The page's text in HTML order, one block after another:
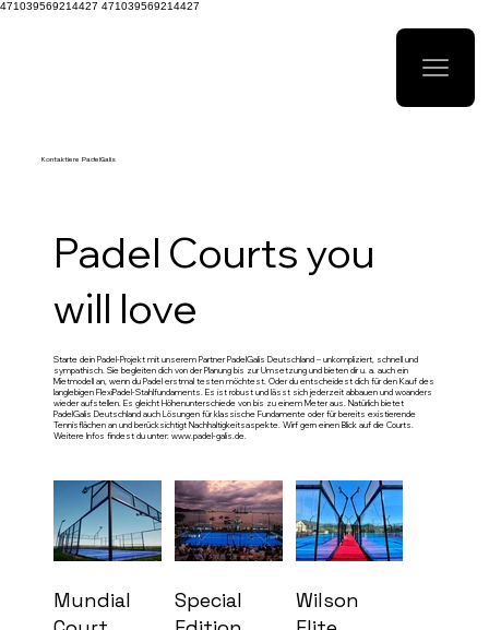
471039569214427 471039569214427
Padel Courts you
will love
Starte dein Padel-Projekt mit unserem Partner PadelGalis Deutschland – unkompliziert, schnell und
sympathisch. Sie begleiten dich von der Planung bis zur Umsetzung und bieten dir u. a. auch ein
Mietmodell an, wenn du Padel erstmal testen möchtest. Oder du entscheidest dich für den Kauf des
langlebigen FlexiPadel-Stahlfundaments. Es ist robust und lässt sich jederzeit abbauen und woanders
wieder aufstellen. Es gleicht Höhenunterschiede von bis zu einem Meter aus. Natürlich bietet
PadelGalis Deutschland auch Lösungen für klassische Fundamente oder für bereits existierende
Tennisflächen an und berücksichtigt Nachhaltigkeitsaspekte. Wirf gern einen Blick auf die Courts.
Weitere Infos findest du unter: www.padel-galis.de.
Mundial
Special
Wilson
Kontaktiere PadelGalis